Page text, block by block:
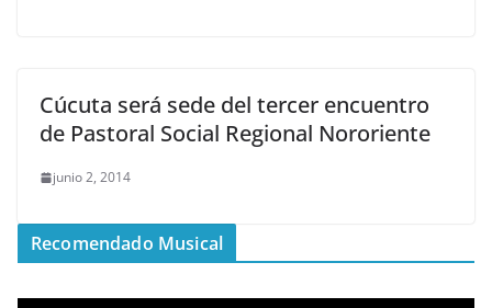
Cúcuta será sede del tercer encuentro
de Pastoral Social Regional Nororiente
junio 2, 2014
Recomendado Musical